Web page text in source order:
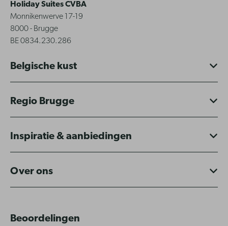
Holiday Suites CVBA
Monnikenwerve 17-19
8000 - Brugge
BE 0834.230.286
Belgische kust
Regio Brugge
Inspiratie & aanbiedingen
Over ons
Beoordelingen